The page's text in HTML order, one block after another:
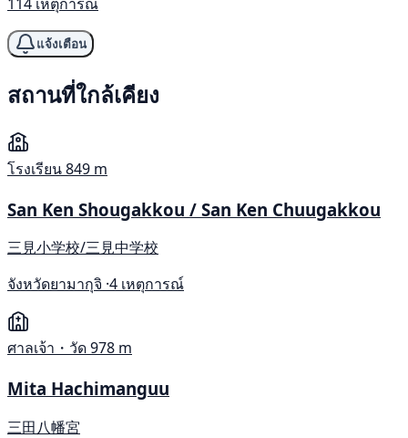
แจ้งเตือน
สถานที่ใกล้เคียง
โรงเรียน849 m
San Ken Shougakkou / San Ken Chuugakkou
三見小学校/三見中学校
จังหวัดยามากุจิ ·4 เหตุการณ์
ศาลเจ้า・วัด978 m
Mita Hachimanguu
三田八幡宮